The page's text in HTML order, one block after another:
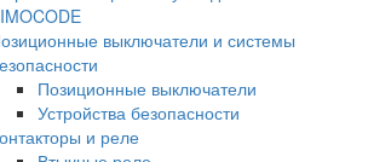
выключатели и системы
Позиционные выключатели
Устройства безопасности
и реле